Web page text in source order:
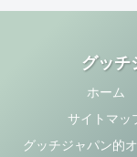
グッチ
ホーム
サイトマッ
グッチジャパン的